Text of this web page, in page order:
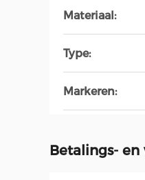
Materiaal:
Type:
Markeren:
Betalings-